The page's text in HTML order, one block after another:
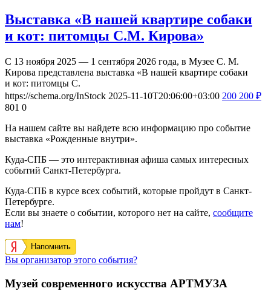
Выставка «В нашей квартире собаки
и кот: питомцы С.М. Кирова»
С 13 ноября 2025 — 1 сентября 2026 года, в Музее С. М.
Кирова представлена выставка «В нашей квартире собаки
и кот: питомцы С.
https://schema.org/InStock 2025-11-10T20:06:00+03:00 200 200 ₽
801 0
На нашем сайте вы найдете всю информацию про событие
выставка «Рожденные внутри».
Куда-СПБ — это интерактивная афиша самых интересных
событий Санкт-Петербурга.
Куда-СПБ в курсе всех событий, которые пройдут в Санкт-
Петербурге.
Если вы знаете о событии, которого нет на сайте, сообщите
нам!
Напомнить
Вы организатор этого события?
Музей современного искусства АРТМУЗА